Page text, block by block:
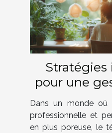
Stratégies
pour une
du
Dans un monde
professionnelle et
en plus poreuse, le